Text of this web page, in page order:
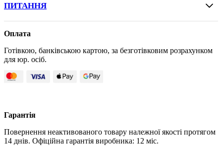
ПИТАННЯ
Оплата
Готівкою, банківською картою, за безготівковим розрахунком
для юр. осіб.
Гарантія
Повернення неактивованого товару належної якості протягом
14 днів. Офіційна гарантія виробника: 12 міс.